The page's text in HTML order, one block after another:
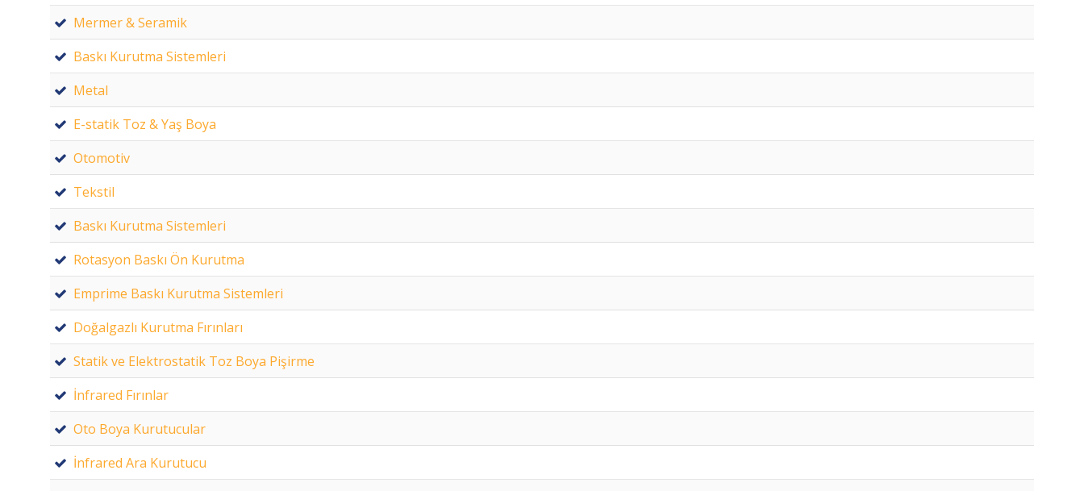
Mermer & Seramik
Baskı Kurutma Sistemleri
Metal
E-statik Toz & Yaş Boya
Otomotiv
Tekstil
Baskı Kurutma Sistemleri
Rotasyon Baskı Ön Kurutma
Emprime Baskı Kurutma Sistemleri
Doğalgazlı Kurutma Fırınları
Statik ve Elektrostatik Toz Boya Pişirme
İnfrared Fırınlar
Oto Boya Kurutucular
İnfrared Ara Kurutucu